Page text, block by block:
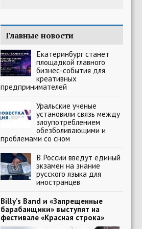
Главные новости
Екатеринбург станет
площадкой главного
бизнес-события для
креативных
предпринимателей
Уральские ученые
установили связь между
злоупотреблением
обезболивающими и
проблемами со сном
В России введут единый
экзамен на знание
русского языка для
иностранцев
Billy’s Band и «Запрещенные
барабанщики» выступят на
фестивале «Красная строка»